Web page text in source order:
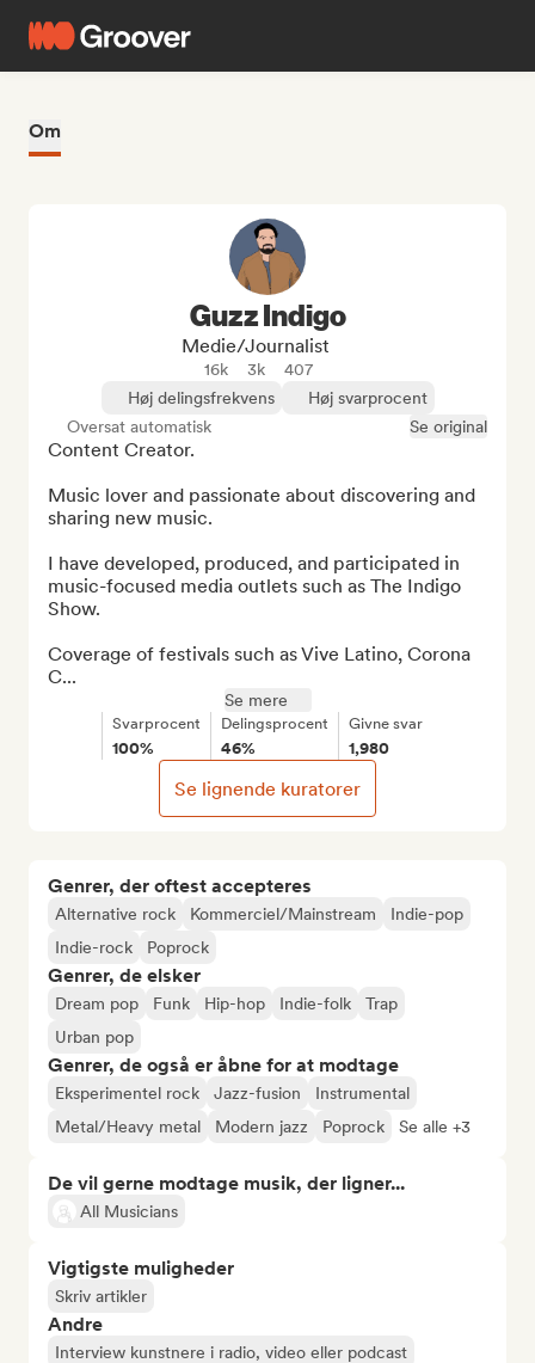
Om
Genrer, der oftest accepteres
Alternative rock Kommerciel/Mainstream
Indie-pop
Indie-rock
Poprock
Genrer, de elsker
Dream pop Funk Hip-hop Indie-folk
Trap
Urban pop
Genrer, de også er åbne for at modtage
Eksperimentel rock Jazz-fusion
Instrumental
Metal/Heavy metal
Modern jazz Poprock Se alle +3
De vil gerne modtage musik, der ligner...
All Musicians
Vigtigste muligheder
Skriv artikler
Andre
Interview kunstnere i radio, video eller podcast
Guzz Indigo
Medie/journalist
16k 3k
407
Høj delingsfrekvens
Høj svarprocent
Oversat automatisk
Se original
Content Creator.
Music lover and passionate about discovering and
sharing new music.
I have developed, produced, and participated in
music-focused media outlets such as The Indigo
Show.
Coverage of festivals such as Vive Latino, Corona
C...
Se mere
Svarprocent
100%
Delingsprocent
46%
Givne svar
1,980
Se lignende kuratorer